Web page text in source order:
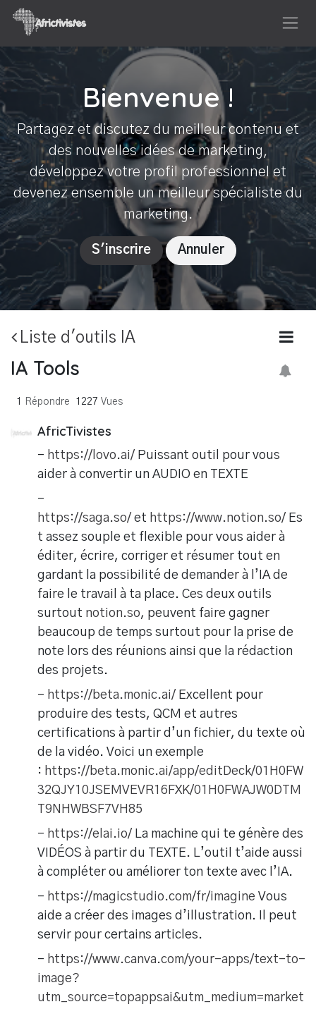
Se rendre au contenu
Bienvenue !
Partagez et discutez du meilleur contenu et
des nouvelles idées de marketing,
développez votre profil professionnel et
devenez ensemble un meilleur spécialiste du
marketing.
S'inscrire Annuler
Liste d'outils IA
IA Tools
1 Répondre 1227 Vues
AfricTivistes
- https://lovo.ai/ Puissant outil pour vous
aider à convertir un AUDIO en TEXTE
-
https://saga.so/ et https://www.notion.so/ Es
t assez souple et flexible pour vous aider à
éditer, écrire, corriger et résumer tout en
gardant la possibilité de demander à l’IA de
faire le travail à ta place. Ces deux outils
surtout notion.so, peuvent faire gagner
beaucoup de temps surtout pour la prise de
note lors des réunions ainsi que la rédaction
des projets.
- https://beta.monic.ai/ Excellent pour
produire des tests, QCM et autres
certifications à partir d’un fichier, du texte où
de la vidéo. Voici un exemple
: https://beta.monic.ai/app/editDeck/01H0FW
32QJY10JSEMVEVR16FXK/01H0FWAJW0DTM
T9NHWBSF7VH85
- https://elai.io/ La machine qui te génère des
VIDÉOS à partir du TEXTE. L’outil t’aide aussi
à compléter ou améliorer ton texte avec l’IA.
- https://magicstudio.com/fr/imagine Vous
aide a créer des images d’illustration. Il peut
servir pour certains articles.
- https://www.canva.com/your-apps/text-to-
image?
utm_source=topappsai&utm_medium=market